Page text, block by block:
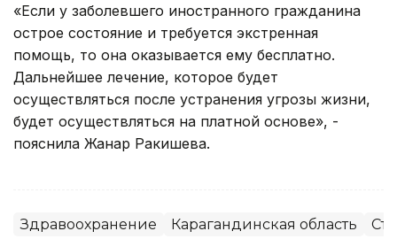
«Если у заболевшего иностранного гражданина
острое состояние и требуется экстренная
помощь, то она оказывается ему бесплатно.
Дальнейшее лечение, которое будет
осуществляться после устранения угрозы жизни,
будет осуществляться на платной основе», -
пояснила Жанар Ракишева.
Здравоохранение Карагандинская область